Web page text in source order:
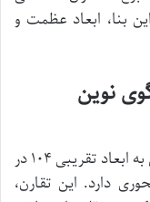
بنا، ابعاد عظمت و
نوین
کاخ اردشیر بابکان با پلانی مستطیل شکل به ابعاد تقریبی ۱۰۴ در
دارد. این تقارن،